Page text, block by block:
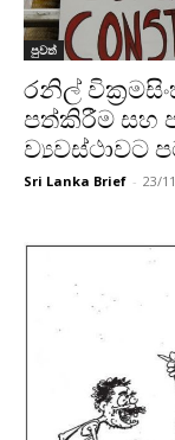
පුවත්
රනිල්
පත්කිරීම සහ
ව්‍යවස්ථාවට
Sri Lanka Brief - 23/